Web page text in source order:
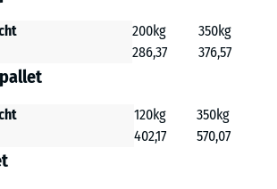
200kg
350kg
286,37 376,57
120kg
350kg
402,17 570,07